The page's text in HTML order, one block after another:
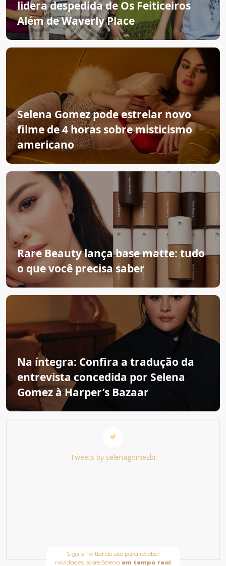
lidera despedida de Os Feiticeiros
Além de Waverly Place
Selena Gomez pode estrelar novo
filme de 4 horas sobre misticismo
americano
Rare Beauty lança base matte: tudo
o que você precisa saber
Na íntegra: Confira a tradução da
entrevista concedida por Selena
Gomez à Harper’s Bazaar
Tweets by selenagomezbr
Siga o Twitter do site para receber
novidades sobre Selena em tempo real